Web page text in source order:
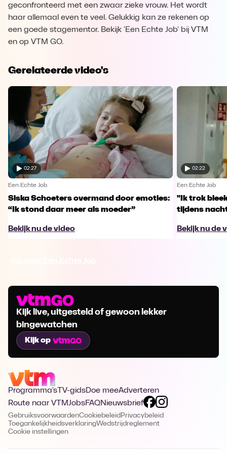
geconfronteerd met een zwaar zieke vrouw. Het wordt
haar allemaal even te veel. Gelukkig kan ze rekenen op
een goede stagementor. Bekijk 'Een Echte Job' bij VTM
en op VTM GO.
Gerelateerde video's
02:27
Een Echte Job
Siska Schoeters overmand door emoties:
“Ik stond daar meer als moeder”
Bekijk nu de video
02:22
Een Echte Job
"Ik trok
tijdens
Bekijk nu de
Kijk live, uitgesteld of gewoon lekker
bingewatchen
Kijk op
Programma's TV-gidsDoe meeAdverteren
Route naar VTMJobsFAQNieuwsbrief
GebruiksvoorwaardenCookiebeleid Privacybeleid
ToegankelijkheidsverklaringWedstrijdreglement
Cookie instellingen